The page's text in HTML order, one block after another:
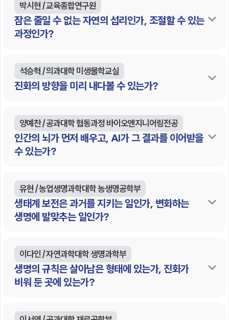
잠은 줄일 수 없는 자연의 섭리인가, 조절할 수 있는
과정인가?
박시현 / 교육종합연구원
진화의 방향을 미리 내다볼 수 있는가?
석승혁 / 의과대학 미생물학교실
인간의 뇌가 먼저 배우고, AI가 그 결과를 이어받을
수 있는가?
양예찬 / 공과대학 협동과정 바이오엔지니어링전공
생태계 보전은 과거를 지키는 일인가, 변화하는
생명에 발맞추는 일인가?
유현 / 농업생명과학대학 농생명공학부
생명의 규칙은 살아남은 형태에 있는가, 진화가
비워 둔 곳에 있는가?
이다인 / 자연과학대학 생명과학부